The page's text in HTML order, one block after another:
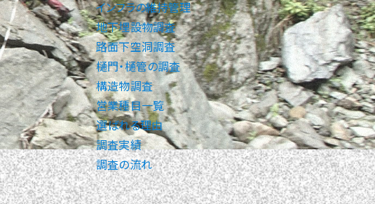
インフラの維持管理
地下埋設物調査
路面下空洞調査
樋門・樋管の調査
構造物調査
営業種目一覧
選ばれる理由
調査実績
調査の流れ